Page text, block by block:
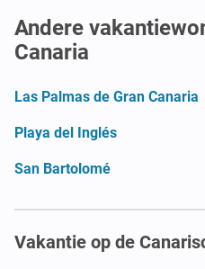
Andere
Canaria
Las Palmas de Gran Canaria
Playa del Inglés
San Bartolomé
Vakantie op de